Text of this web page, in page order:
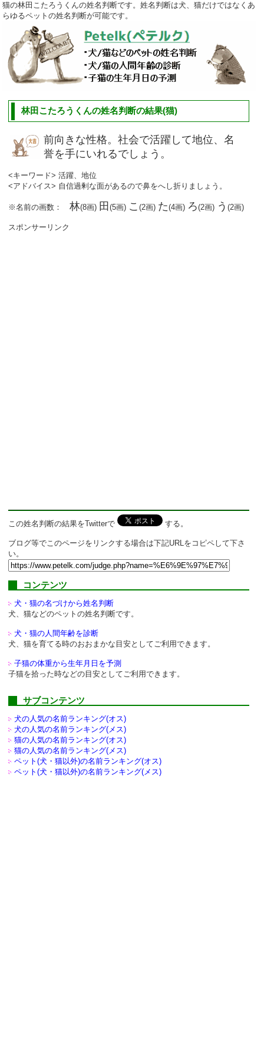
猫の林田こたろうくんの姓名判断です。姓名判断は犬、猫だけではなくあ
らゆるペットの姓名判断が可能です。
林田こたろうくんの姓名判断の結果(猫)
前向きな性格。社会で活躍して地位、名
誉を手にいれるでしょう。
<キーワード> 活躍、地位
<アドバイス> 自信過剰な面があるので鼻をへし折りましょう。
※名前の画数：林(8画) 田(5画) こ(2画) た(4画) ろ(2画) う(2画)
スポンサーリンク
この姓名判断の結果をTwitterで する。
ブログ等でこのページをリンクする場合は下記URLをコピペして下さ
い。
コンテンツ
犬・猫の名づけから姓名判断
犬、猫などのペットの姓名判断です。
犬・猫の人間年齢を診断
犬、猫を育てる時のおおまかな目安としてご利用できます。
子猫の体重から生年月日を予測
子猫を拾った時などの目安としてご利用できます。
サブコンテンツ
犬の人気の名前ランキング(オス)
犬の人気の名前ランキング(メス)
猫の人気の名前ランキング(オス)
猫の人気の名前ランキング(メス)
ペット(犬・猫以外)の名前ランキング(オス)
ペット(犬・猫以外)の名前ランキング(メス)